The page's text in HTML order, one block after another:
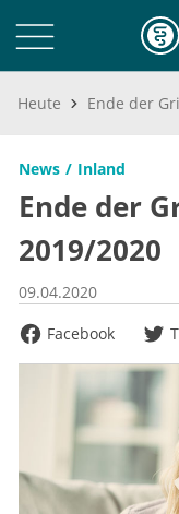
Heute Ende der
News Inland
Ende der
2019/2020
09.04.2020
Facebook